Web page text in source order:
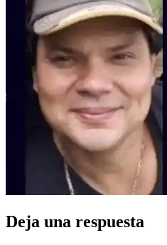
Deja una respuesta